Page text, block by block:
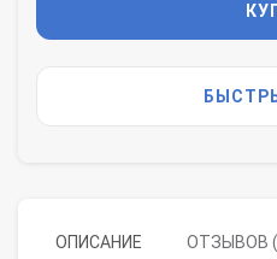
ОПИСАНИЕ ОТЗЫВОВ